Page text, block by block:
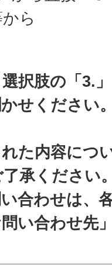
ら
択肢の「3.
せください
た内容につ
承ください
合わせは、
い合わせ先